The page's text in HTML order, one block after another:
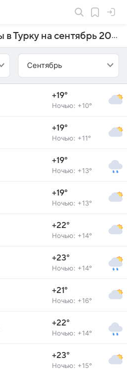
Прогноз погоды в Турку на сентябрь 2025 года
Сентябрь
+19°
Ночью: +10°
+19°
Ночью: +11°
+19°
Ночью: +13°
+19°
Ночью: +13°
+22°
Ночью: +14°
+23°
Ночью: +14°
+21°
Ночью: +16°
+22°
Ночью: +14°
+23°
Ночью: +15°